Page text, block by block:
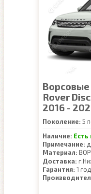
Ворсовые
Rover
2016 -
Поколение: 5
Наличие: Есть
Примечание:
Материал:
Доставка:
Гарантия: 1 год